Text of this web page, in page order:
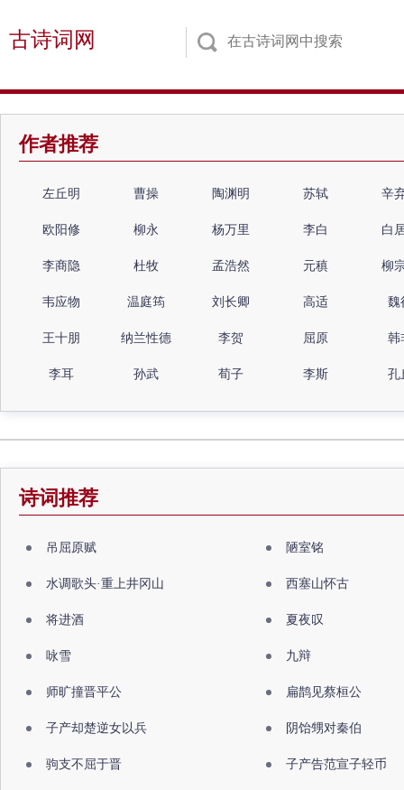
古诗词网
作者推荐
左丘明 曹操 陶渊明 苏轼 辛
欧阳修 柳永 杨万里 李白 白
李商隐 杜牧 孟浩然 元稹 柳
韦应物 温庭筠 刘长卿 高适 魏
王十朋 纳兰性德 李贺 屈原 韩
李耳 孙武 荀子 李斯 孔
诗词推荐
吊屈原赋 陋室铭
水调歌头·重上井冈山 西塞山怀古
将进酒 夏夜叹
咏雪 九辩
师旷撞晋平公 扁鹊见蔡桓公
子产却楚逆女以兵 阴饴甥对秦伯
驹支不屈于晋 子产告范宣子轻币